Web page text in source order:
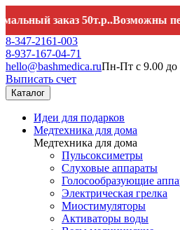
50т.р..Возможны перебои
8-347-2161-003
8-937-167-04-71
hello@bashmedica.ruПн-Пт с 9.00 до
Выписать счет
Каталог
Идеи для подарков
Медтехника для дома
Медтехника для дома
Пульсоксиметры
Слуховые аппараты
Голосообразующие
Электрическая грелка
Миостимуляторы
Активаторы воды